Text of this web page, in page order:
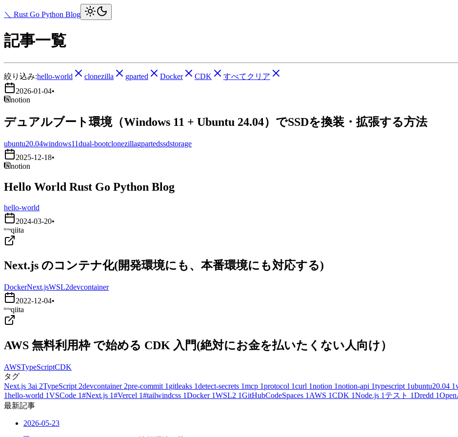
＼ Rust Go Python Blog
記事一覧
絞り込み:hello-world clonezilla gparted Docker CDK
すべてクリア
2026-01-04•
notion
デュアルブート環境（Windows 11 + Ubuntu 24.04）でSSDを換装・拡張する方法
ubuntu20.04windows11dual-bootclonezillagpartedssdstorage
2025-12-18•
notion
Hello World Rust Go Python Blog
hello-world
2024-03-20•
qiita
Next.js のコンテナ化(開発環境にも、本番環境にも対応する)
DockerNext.jsWSL2devcontainer
2022-12-04•
qiita
AWS 無料利用枠 で始める CDK 入門(絶対にお金を払いたくない人向け）
AWSTypeScriptCDK
タグ
Next.js 3ai 2TypeScript 2devcontainer 2pre-commit 1 gitleaks 1detect-secrets 1mcp 1protocol 1curl 1notion 1notion-api 1typescript 1ubuntu20.04 1
1hello-world 1VSCode 1#Next.js 1#Vercel 1#tailwindcss 1Docker 1WSL2 1GitHubCodeSpaces 1 AWS 1CDK 1Node.js 1 テスト 1Dredd 1
最新記事
2026-05-23